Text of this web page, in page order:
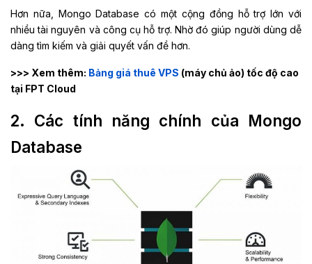
Hơn nữa, Mongo Database có một cộng đồng hỗ trợ lớn với
nhiều tài nguyên và công cụ hỗ trợ. Nhờ đó giúp người dùng dễ
dàng tìm kiếm và giải quyết vấn đề hơn.
>>> Xem thêm: Bảng giá thuê VPS (máy chủ ảo) tốc độ cao
tại FPT Cloud
2. Các tính năng chính của Mongo
Database